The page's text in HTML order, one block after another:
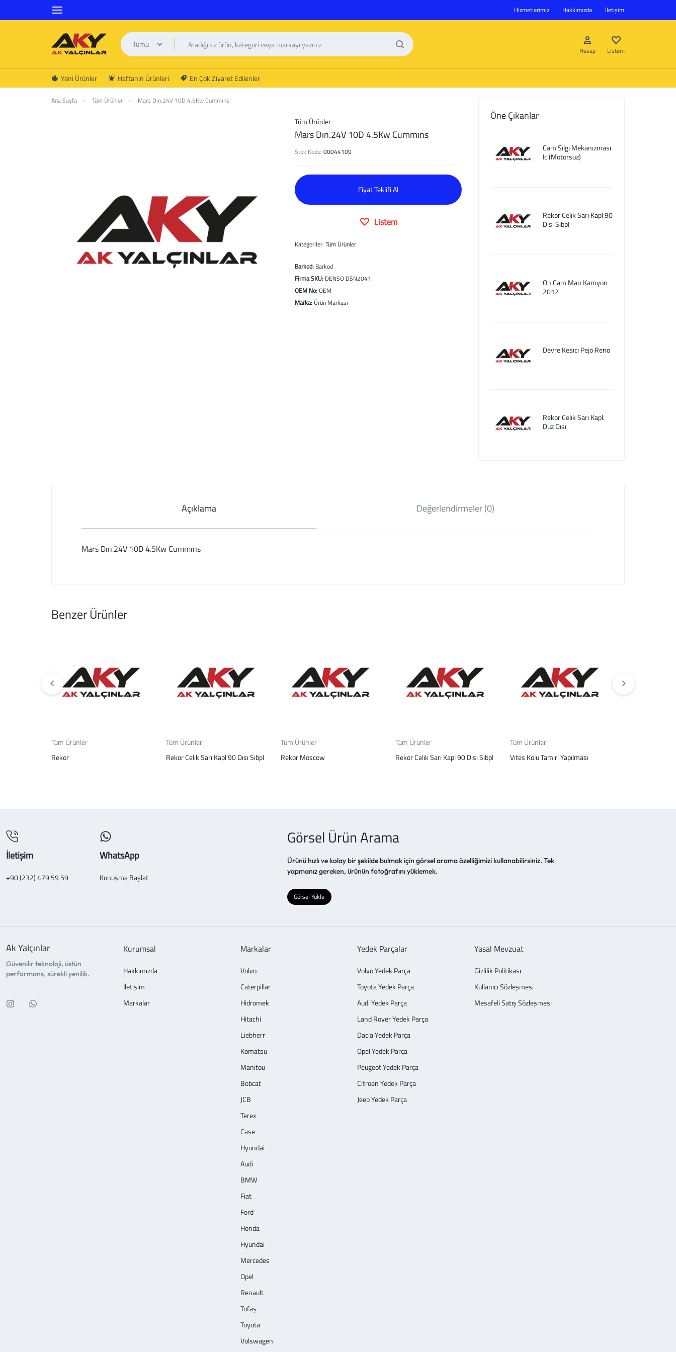
Hizmetlerimiz Hakkımızda İletişim
AK
YALÇINLAR
Tümü
Hesap
Hesap oluştur
Listem
Yeni Ürünler Haftanın Ürünleri En Çok Ziyaret Edilenler
Ana Sayfa – Tüm Ürünler – Mars Dın.24V 10D 4.5Kw Cummıns
Tüm Ürünler
Mars Dın.24V 10D 4.5Kw Cummıns
Stok Kodu:00044109
Fiyat Teklifi Al
Listem
Kategoriler:Tüm Ürünler
Barkod: Barkod
Firma SKU: DENSO DSN2041
OEM No:OEM
Marka: Ürün Markası
Öne Çıkanlar
Cam Sılgı Mekanızması
Ic (Motorsuz)
Rekor Celık Sarı Kapl 90
Dısı Sıbpl
On Cam Man Kamyon
2012
Devre Kesıcı Pejo Reno
Rekor Celık Sarı Kapl.
Duz Dısı
Açıklama Değerlendirmeler (0)
Mars Dın.24V 10D 4.5Kw Cummıns
Benzer Ürünler
Tüm Ürünler
Rekor
Tüm Ürünler
Rekor Celık Sarı Kapl 90 Dısı Sıbpl
Tüm Ürünler
Rekor Moscow
Tüm Ürünler
Rekor Celık Sarı Kapl 90 Dısı Sıbpl
Tüm Ürünler
Vıtes Kolu Tamırı Yapılması
İletişim
+90 (232) 479 59 59
WhatsApp
Konuşma Başlat
Görsel Ürün Arama
Ürünü hızlı ve kolay bir şekilde bulmak için görsel arama özelliğimizi kullanabilirsiniz. Tek
yapmanız gereken, ürünün fotoğrafını yüklemek.
Görsel Yükle
Ak Yalçınlar
Güvenilir teknoloji, üstün
performans, sürekli yenilik.
Kurumsal
Hakkımızda
İletişim
Markalar
Markalar
Volvo
Caterpillar
Hidromek
Hitachi
Liebherr
Komatsu
Manitou
Bobcat
JCB
Terex
Case
Hyundai
Audi
BMW
Fiat
Ford
Honda
Hyundai
Mercedes
Opel
Renault
Tofaş
Toyota
Volswagen
Yedek Parçalar
Volvo Yedek Parça
Toyota Yedek Parça
Audi Yedek Parça
Land Rover Yedek Parça
Dacia Yedek Parça
Opel Yedek Parça
Peugeot Yedek Parça
Citroen Yedek Parça
Jeep Yedek Parça
Yasal Mevzuat
Gizlilik Politikası
Kullanıcı Sözleşmesi
Mesafeli Satış Sözleşmesi